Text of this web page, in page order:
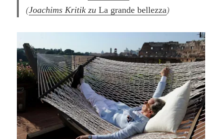
(Joachims Kritik zuLa grande bellezza)